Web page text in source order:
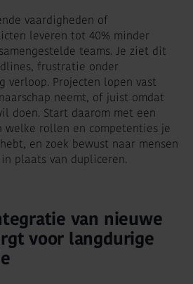
vaardigheden of
leveren tot 40% minder
teams. Je ziet dit
frustratie onder
verloop. Projecten lopen vast
neemt, of juist omdat
doen. Start daarom met een
welke rollen en competenties je
en zoek bewust naar mensen
plaats van dupliceren.
van nieuwe
voor langdurige